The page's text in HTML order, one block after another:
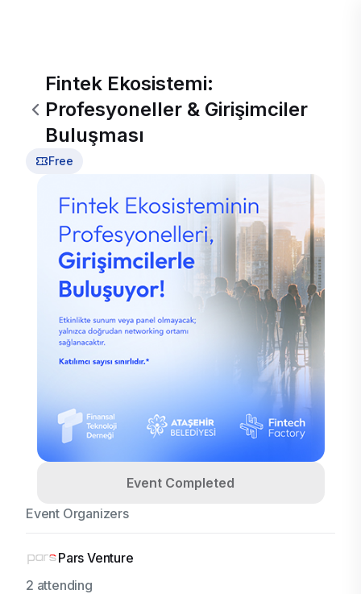
Fintek Ekosistemi:
Profesyoneller & Girişimciler
Buluşması
Free
Event Completed
Event Organizers
Pars Venture
2 attending